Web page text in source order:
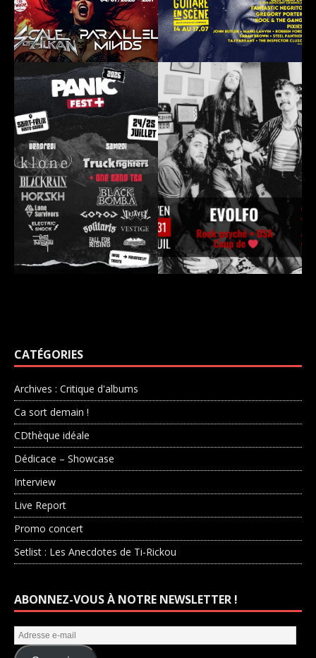
CATÉGORIES
Archives : Critique d'albums
Ca sort demain !
CDthèque idéale
Dédicace – Showcase
Interview
Live Report
Promo concert
Setlist : Les Anecdotes de Ti-Rickou
ABONNEZ-VOUS À NOTRE NEWSLETTER !